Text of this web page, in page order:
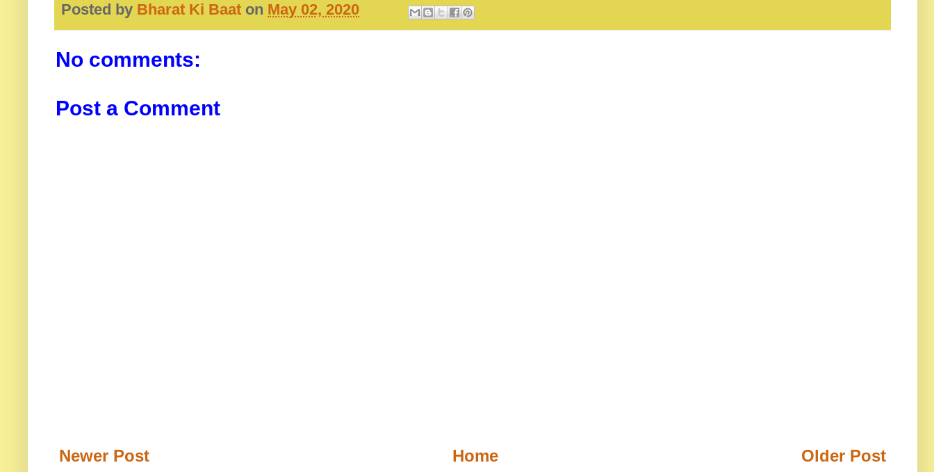
Posted by Bharat Ki Baat on May 02, 2020
No comments:
Post a Comment
Newer Post Older Post
Home